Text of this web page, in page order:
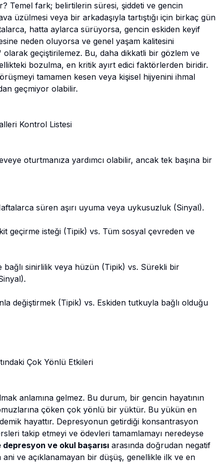
Temel fark; belirtilerin süresi, şiddeti ve gencin
üzülmesi veya bir arkadaşıyla tartıştığı için birkaç gün
hatta aylarca sürüyorsa, gencin eskiden keyif
neden oluyorsa ve genel yaşam kalitesini
geçiştirilemez. Bu, daha dikkatli bir gözlem ve
bozulma, en kritik ayırt edici faktörlerden biridir.
tamamen kesen veya kişisel hijyenini ihmal
geçmiyor olabilir.
Kontrol Listesi
oturtmanıza yardımcı olabilir, ancak tek başına bir
süren aşırı uyuma veya uykusuzluk (Sinyal).
geçirme isteği (Tipik) vs. Tüm sosyal çevreden ve
bağlı sinirlilik veya hüzün (Tipik) vs. Sürekli bir
değiştirmek (Tipik) vs. Eskiden tutkuyla bağlı olduğu
Çok Yönlü Etkileri
anlamına gelmez. Bu durum, bir gencin hayatının
çöken çok yönlü bir yüktür. Bu yükün en
hayattır. Depresyonun getirdiği konsantrasyon
takip etmeyi ve ödevleri tamamlamayı neredeyse
ve okul başarısı arasında doğrudan negatif
ve açıklanamayan bir düşüş, genellikle ilk ve en